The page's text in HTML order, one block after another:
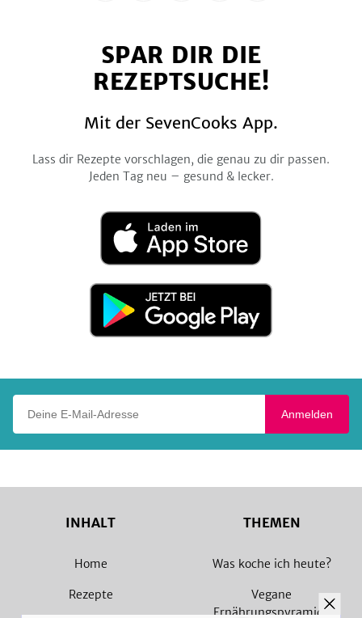
FacebookTwitterPinterestInstagramYouTube
SPAR DIR DIE
REZEPTSUCHE!
Mit der SevenCooks App.
Lass dir Rezepte vorschlagen, die genau zu dir passen.
Jeden Tag neu – gesund & lecker.
Laden
im
App
Jetzt
Google
Anmelden
INHALT
Home
Rezepte
THEMEN
Was koche ich heute?
Vegane
Ernährungspyramide